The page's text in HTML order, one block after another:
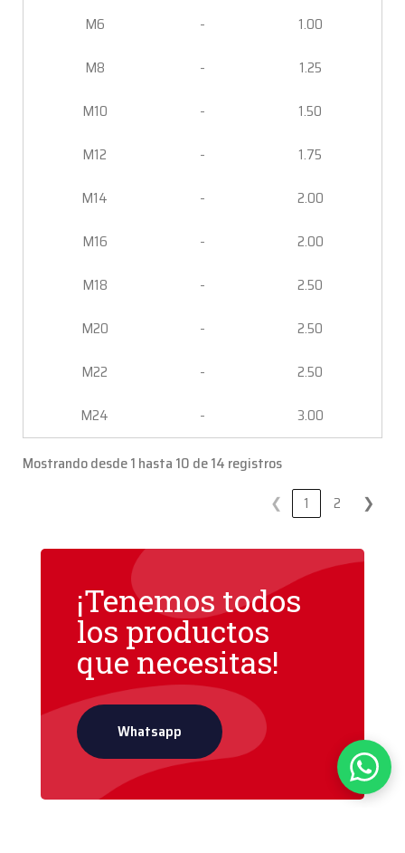
M6 -
1.00
M8
-
1.25
M10
-
1.50
M12
-
1.75
M14
-
2.00
M16
-
2.00
M18
-
2.50
M20
-
2.50
M22
-
2.50
M24
- 3.00
Mostrando desde 1 hasta 10 de 14 registros
❮
1 2 ❯
¡Tenemos todos
los productos
que necesitas!
Whatsapp